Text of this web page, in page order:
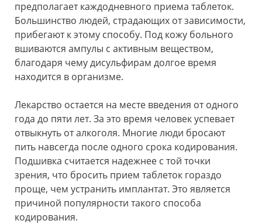
предполагает каждодневного приема таблеток.
Большинство людей, страдающих от зависимости,
прибегают к этому способу. Под кожу больного
вшиваются ампулы с активным веществом,
благодаря чему дисульфирам долгое время
находится в организме.
Лекарство остается на месте введения от одного
года до пяти лет. За это время человек успевает
отвыкнуть от алкоголя. Многие люди бросают
пить навсегда после одного срока кодирования.
Подшивка считается надежнее с той точки
зрения, что бросить прием таблеток гораздо
проще, чем устранить имплантат. Это является
причиной популярности такого способа
кодирования.